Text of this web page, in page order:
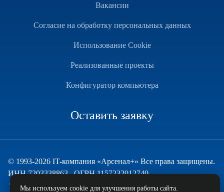
Вакансии
Согласие на обработку персональных данных
Использование Cookie
Реализованные проекты
Конфигуратор компьютера
Оставить заявку
© 1993-2026 IT-компания «Арсенал+» Все права защищены.
ИНН 7203338863 , ОГРН 1157232012740
Техническая поддержка
Мы используем cookie для улучшения работы сайта.